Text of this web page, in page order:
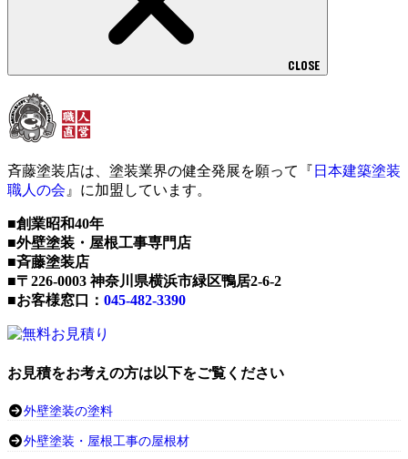
CLOSE
斉藤塗装店は、塗装業界の健全発展を願って『 日本建築塗装
職人の会 』に加盟しています。
■創業昭和40年
■外壁塗装・屋根工事専門店
■斉藤塗装店
■〒226-0003 神奈川県横浜市緑区鴨居2-6-2
■お客様窓口： 045-482-3390
お見積をお考えの方は以下をご覧ください
外壁塗装の塗料
外壁塗装・屋根工事の屋根材